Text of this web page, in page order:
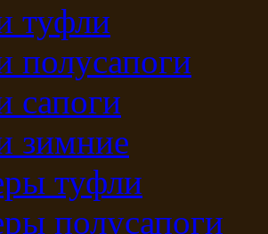
туфли
полусапоги
сапоги
зимние
туфли
полусапоги